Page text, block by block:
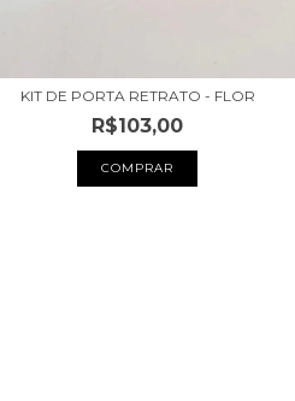
KIT DE PORTA RETRATO - FLOR
R$103,00
COMPRAR